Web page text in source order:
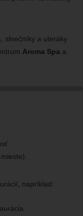
slnečníky a uteráky
Aroma Spa a
napríklad: